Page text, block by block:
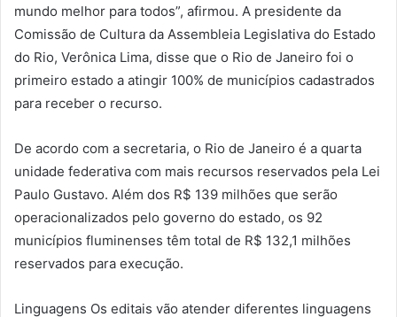
mundo melhor para todos”, afirmou. A presidente da
Comissão de Cultura da Assembleia Legislativa do Estado
do Rio, Verônica Lima, disse que o Rio de Janeiro foi o
primeiro estado a atingir 100% de municípios cadastrados
para receber o recurso.
De acordo com a secretaria, o Rio de Janeiro é a quarta
unidade federativa com mais recursos reservados pela Lei
Paulo Gustavo. Além dos R$ 139 milhões que serão
operacionalizados pelo governo do estado, os 92
municípios fluminenses têm total de R$ 132,1 milhões
reservados para execução.
Linguagens Os editais vão atender diferentes linguagens